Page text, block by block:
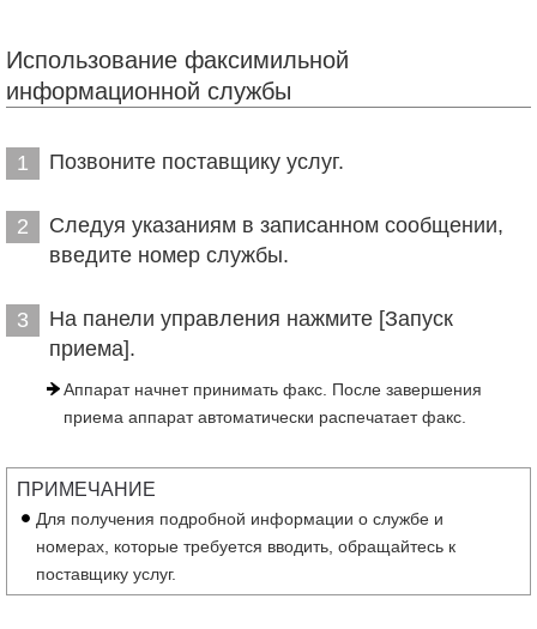
Использование факсимильной
информационной службы
1 Позвоните поставщику услуг.
2
Следуя указаниям в записанном сообщении,
введите номер службы.
3
На панели управления нажмите [Запуск
приема].
Аппарат начнет принимать факс. После завершения
приема аппарат автоматически распечатает факс.
ПРИМЕЧАНИЕ
Для получения подробной информации о службе и
номерах, которые требуется вводить, обращайтесь к
поставщику услуг.